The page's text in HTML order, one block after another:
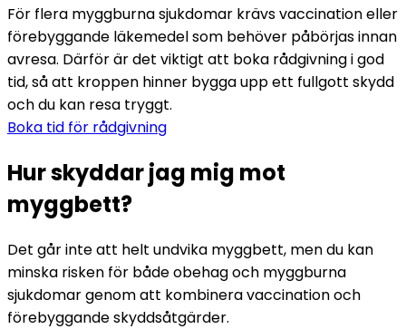
För flera myggburna sjukdomar krävs vaccination eller
förebyggande läkemedel som behöver påbörjas innan
avresa. Därför är det viktigt att boka rådgivning i god
tid, så att kroppen hinner bygga upp ett fullgott skydd
och du kan resa tryggt.
Boka tid för rådgivning
Hur skyddar jag mig mot
myggbett?
Det går inte att helt undvika myggbett, men du kan
minska risken för både obehag och myggburna
sjukdomar genom att kombinera vaccination och
förebyggande skyddsåtgärder.